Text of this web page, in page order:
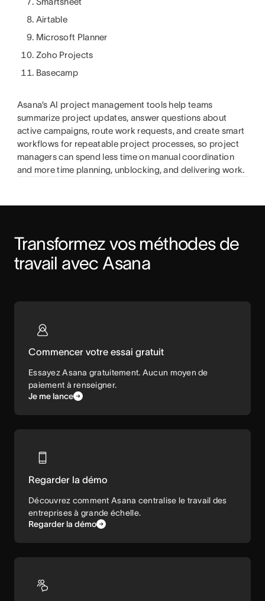
Airtable
Microsoft Planner
Zoho Projects
Basecamp
Asana’s AI project management tools help teams
summarize project updates, answer questions about
active campaigns, route work requests, and create smart
workflows for repeatable project processes, so project
managers can spend less time on manual coordination
and more time planning, unblocking, and delivering work.
Transformez vos méthodes de
travail avec Asana
Commencer votre essai gratuit
Essayez Asana gratuitement. Aucun moyen de
paiement à renseigner.
Je me lance
Regarder la démo
Découvrez comment Asana centralise le travail des
entreprises à grande échelle.
Regarder la démo